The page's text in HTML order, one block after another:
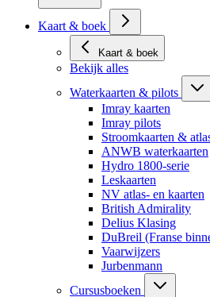
Kaart & boek
Kaart & boek
Bekijk alles
Waterkaarten & pilots
Imray kaarten
Imray pilots
Stroomkaarten &
ANWB waterkaarten
Hydro 1800-serie
Leskaarten
NV atlas- en kaarten
British Admirality
Delius Klasing
DuBreil (Franse
Vaarwijzers
Jurbenmann
Cursusboeken